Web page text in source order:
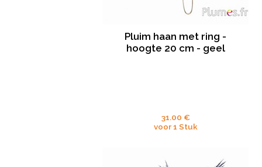
Pluim haan met ring -
hoogte 20 cm - geel
31.00 €
voor 1 Stuk